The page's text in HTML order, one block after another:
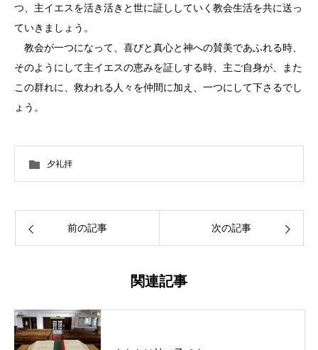
つ、主イエスを活き活きと世に証ししていく教会生活を共に送っ
ていきましょう。
教会が一つになって、喜びと真心と神への賛美であふれる時、
そのようにして主イエスの恵みを証しする時、主ご自身が、また
この群れに、救われる人々を仲間に加え、一つにして下さるでし
ょう。
夕礼拝
前の記事 次の記事
関連記事